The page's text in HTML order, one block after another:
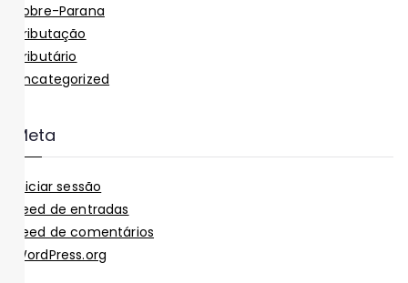
Sobre-Parana
Tributação
Tributário
Uncategorized
Meta
Iniciar sessão
Feed de entradas
Feed de comentários
WordPress.org